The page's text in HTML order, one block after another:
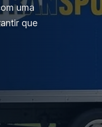
uma
que